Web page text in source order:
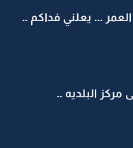
... يعلني فداكم ..
البلديه ..